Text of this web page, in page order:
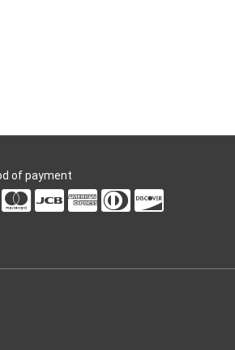
of payment